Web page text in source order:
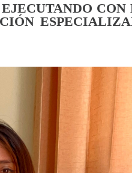
CON